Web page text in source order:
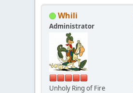
Whili
Administrator
Unholy Ring of Fire